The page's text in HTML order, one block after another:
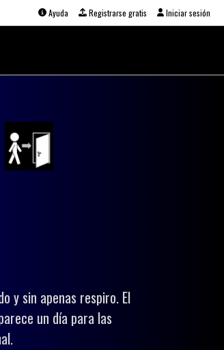
Ayuda Registrarse gratis Iniciar sesión
y sin apenas respiro. El
un día para las